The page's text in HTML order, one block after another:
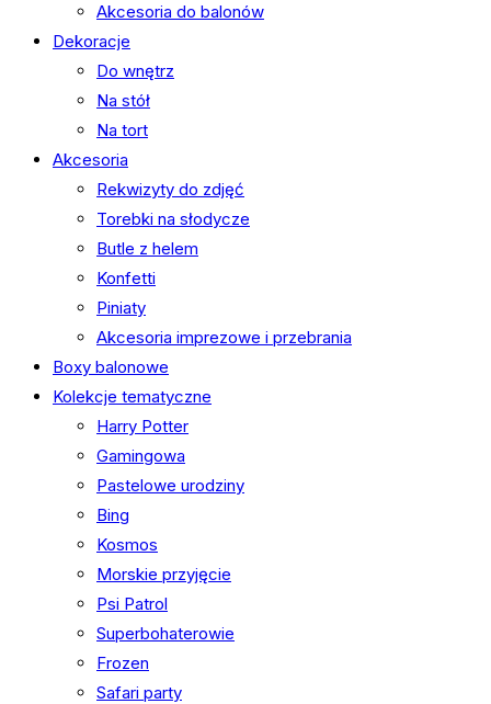
Akcesoria do balonów
Dekoracje
Do wnętrz
Na stół
Na tort
Akcesoria
Rekwizyty do zdjęć
Torebki na słodycze
Butle z helem
Konfetti
Piniaty
Akcesoria imprezowe i przebrania
Boxy balonowe
Kolekcje tematyczne
Harry Potter
Gamingowa
Pastelowe urodziny
Bing
Kosmos
Morskie przyjęcie
Psi Patrol
Superbohaterowie
Frozen
Safari party